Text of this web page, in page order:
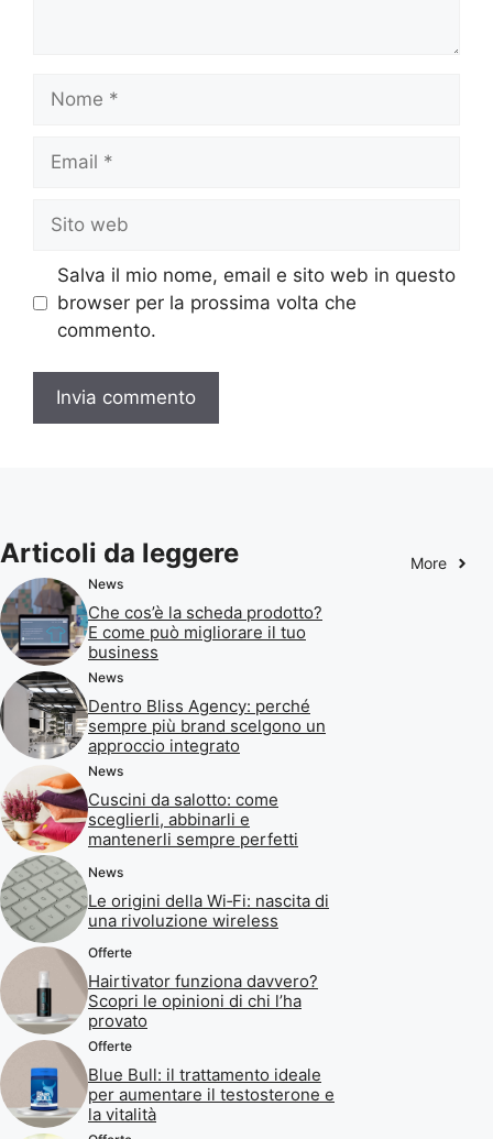
web
Salva il mio nome, email e sito web in questo
browser per la prossima volta che
commento.
Articoli da leggere More
News
Che cos’è la scheda prodotto?
E come può migliorare il tuo
business
News
Dentro Bliss Agency: perché
sempre più brand scelgono un
approccio integrato
News
Cuscini da salotto: come
sceglierli, abbinarli e
mantenerli sempre perfetti
News
Le origini della Wi‑Fi: nascita di
una rivoluzione wireless
Offerte
Hairtivator funziona davvero?
Scopri le opinioni di chi l’ha
provato
Offerte
Blue Bull: il trattamento ideale
per aumentare il testosterone e
la vitalità